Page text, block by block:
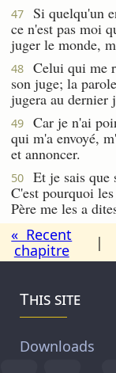
47
Si quelqu'un
ce n'est pas moi
juger le monde,
48
Celui qui me
son juge; la
jugera au dernier
49
Car je n'ai
qui m'a envoyé,
et annoncer.
50
Et je sais que
C'est pourquoi
Père me les a
« Recent
chapitre
|
This site
Downloads